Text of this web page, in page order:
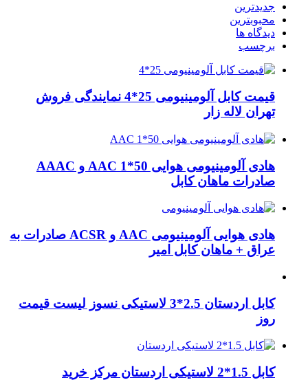
جدیدترین
محبوبترین
دیدگاه ها
برچسب
قیمت کابل آلومینیومی 25*4 نمایندگی فروش
تهران لاله زار
هادی آلومینیومی هوایی 50*1 AAC و AAAC
صادرات ماهان کابل
هادی هوایی آلومینیومی AAC و ACSR صادرات به
عراق + ماهان کابل امیر
کابل اردستان 2.5*3 لاستیکی نسوز لیست قیمت
روز
کابل 1.5*2 لاستیکی اردستان مرکز خرید